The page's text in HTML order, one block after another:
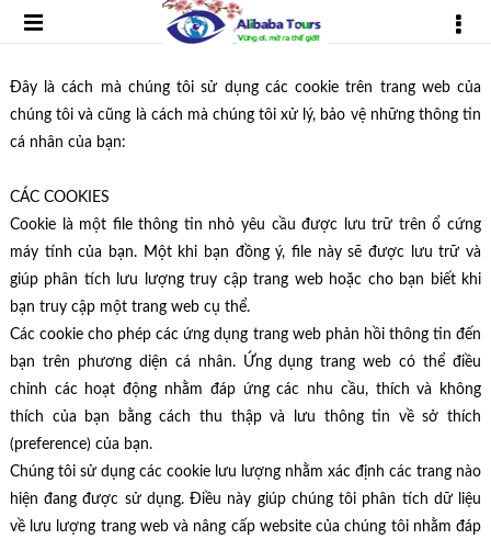
Đây là cách mà chúng tôi sử dụng các cookie trên trang web của
chúng tôi và cũng là cách mà chúng tôi xử lý, bảo vệ những thông tin
cá nhân của bạn:
CÁC COOKIES
Cookie là một file thông tin nhỏ yêu cầu được lưu trữ trên ổ cứng
máy tính của bạn. Một khi bạn đồng ý, file này sẽ được lưu trữ và
giúp phân tích lưu lượng truy cập trang web hoặc cho bạn biết khi
bạn truy cập một trang web cụ thể.
Các cookie cho phép các ứng dụng trang web phản hồi thông tin đến
bạn trên phương diện cá nhân. Ứng dụng trang web có thể điều
chỉnh các hoạt động nhằm đáp ứng các nhu cầu, thích và không
thích của bạn bằng cách thu thập và lưu thông tin về sở thích
(preference) của bạn.
Chúng tôi sử dụng các cookie lưu lượng nhằm xác định các trang nào
hiện đang được sử dụng. Điều này giúp chúng tôi phân tích dữ liệu
về lưu lượng trang web và nâng cấp website của chúng tôi nhằm đáp